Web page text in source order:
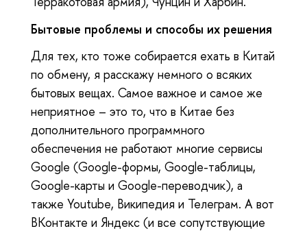
Бытовые проблемы и способы их решения
Для тех, кто тоже собирается ехать в Китай
по обмену, я расскажу немного о всяких
бытовых вещах. Самое важное и самое же
неприятное – это то, что в Китае без
дополнительного программного
обеспечения не работают многие сервисы
Google (Google-формы, Google-таблицы,
Google-карты и Google-переводчик), а
также Youtube, Википедия и Телеграм. А вот
ВКонтакте и Яндекс (и все сопутствующие